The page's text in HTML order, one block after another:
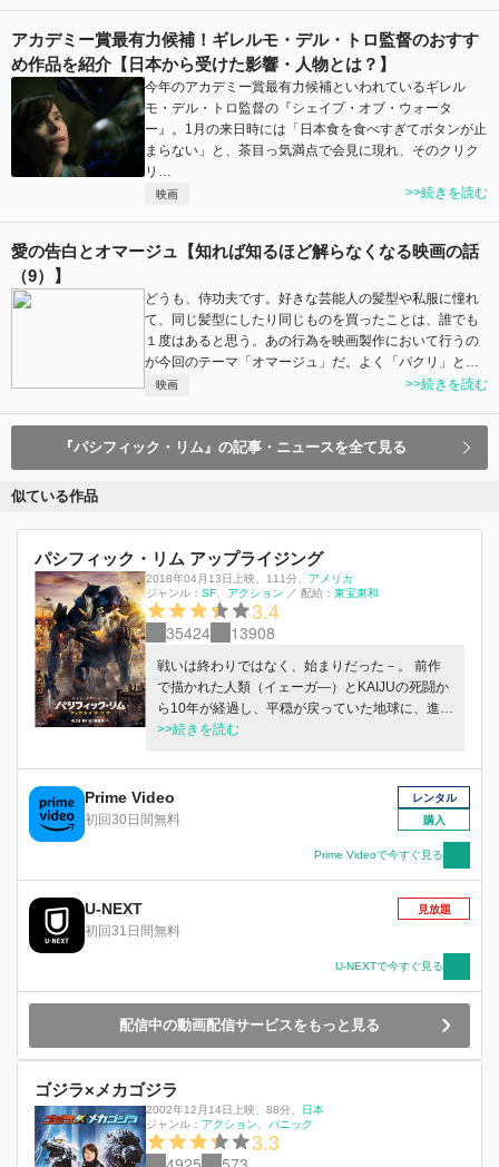
アカデミー賞最有力候補！ギレルモ・デル・トロ監督のおすす
め作品を紹介【日本から受けた影響・人物とは？】
今年のアカデミー賞最有力候補といわれているギレル
モ・デル・トロ監督の『シェイプ・オブ・ウォータ
ー』。1月の来日時には「日本食を食べすぎてボタンが止
まらない」と、茶目っ気満点で会見に現れ、そのクリク
リ…
映画 >>続きを読む
愛の告白とオマージュ【知れば知るほど解らなくなる映画の話
（9）】
どうも、侍功夫です。好きな芸能人の髪型や私服に憧れ
て、同じ髪型にしたり同じものを買ったことは、誰でも
１度はあると思う。あの行為を映画製作において行うの
が今回のテーマ「オマージュ」だ。よく「パクリ」と…
映画 >>続きを読む
『パシフィック・リム』の記事・ニュースを全て見る
似ている作品
パシフィック・リム アップライジング
2018年04月13日上映 111分
アメリカ
ジャンル： SF アクション ／ 配給： 東宝東和
3.4
35424 13908
戦いは終わりではなく、始まりだった－。 前作
で描かれた人類（イェーガ―）とKAIJUの死闘か
ら10年が経過し、平穏が戻っていた地球に、進化
を遂げたKAIJUが再び姿を現し、世界を絶望の淵
れパワーアップを果たした新世代のイェーガーに
乗り込む若きパイロット達は、迫りくるKAIJUを
撃ち滅ぼすことが出来るのか！？
>>続きを読む
Prime Video
初回30日間無料
レンタル
購入
Prime Videoで今すぐ見る
U-NEXT
初回31日間無料
見放題
U-NEXTで今すぐ見る
配信中の動画配信サービスをもっと見る
ゴジラ×メカゴジラ
2002年12月14日上映 88分
日本
ジャンル： アクション パニック
3.3